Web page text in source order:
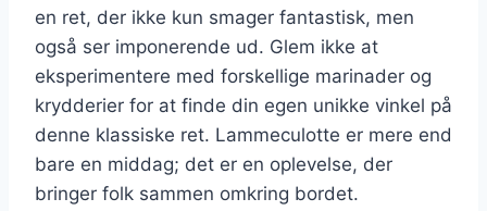
en ret, der ikke kun smager fantastisk, men
også ser imponerende ud. Glem ikke at
eksperimentere med forskellige marinader og
krydderier for at finde din egen unikke vinkel på
denne klassiske ret. Lammeculotte er mere end
bare en middag; det er en oplevelse, der
bringer folk sammen omkring bordet.